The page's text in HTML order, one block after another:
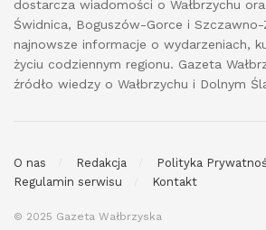
dostarcza wiadomości o Wałbrzychu
Świdnica, Boguszów-Gorce i
najnowsze informacje o wydarzeniach,
życiu codziennym regionu. Gazeta
źródło wiedzy o Wałbrzychu i Dolnym
O nas Redakcja
Polityka
Regulamin serwisu
Kontakt
© 2025 Gazeta Wałbrzyska